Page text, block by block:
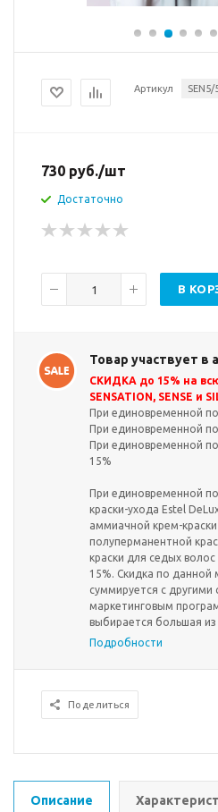
Артикул SEN5/
730 руб./шт
Достаточно
В
Товар участвует в
СКИДКА до 15% на всю
SENSATION, SENSE и
При единовременной
При единовременной
При единовременной
15%
При единовременной
краски-ухода Estel
аммиачной крем-
полуперманентной
краски для седых волос
15%. Скидка по данной
суммируется с
маркетинговым
выбирается большая из
Подробности
Поделиться
Описание